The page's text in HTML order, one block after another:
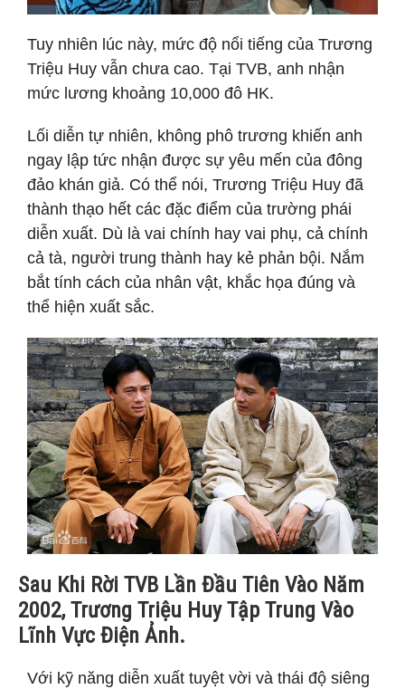
Tuy nhiên lúc này, mức độ nổi tiếng của Trương
Triệu Huy vẫn chưa cao. Tại TVB, anh nhận
mức lương khoảng 10,000 đô HK.
Lối diễn tự nhiên, không phô trương khiến anh
ngay lập tức nhận được sự yêu mến của đông
đảo khán giả. Có thể nói, Trương Triệu Huy đã
thành thạo hết các đặc điểm của trường phái
diễn xuất. Dù là vai chính hay vai phụ, cả chính
cả tà, người trung thành hay kẻ phản bội. Nắm
bắt tính cách của nhân vật, khắc họa đúng và
thể hiện xuất sắc.
Sau Khi Rời TVB Lần Đầu Tiên Vào Năm
2002, Trương Triệu Huy Tập Trung Vào
Lĩnh Vực Điện Ảnh.
Với kỹ năng diễn xuất tuyệt vời và thái độ siêng